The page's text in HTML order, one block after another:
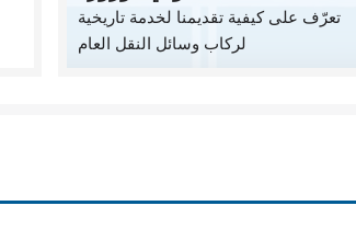
تعرّف على كيفية تقديمنا لخدمة تاريخية
لركاب وسائل النقل العام